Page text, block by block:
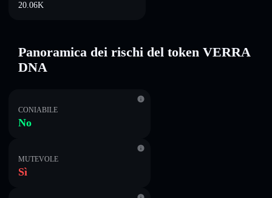
20.06K
Panoramica dei rischi del token VERRA
DNA
CONIABILE
No
MUTEVOLE
Sì